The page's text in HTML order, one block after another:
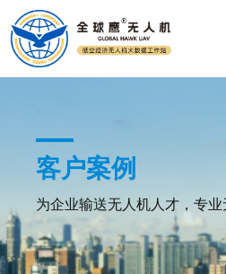
客户案例
为企业输送无人机人才，专业